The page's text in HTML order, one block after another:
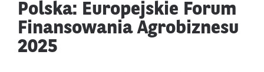
Polska: Europejskie Forum
Finansowania Agrobiznesu
2025